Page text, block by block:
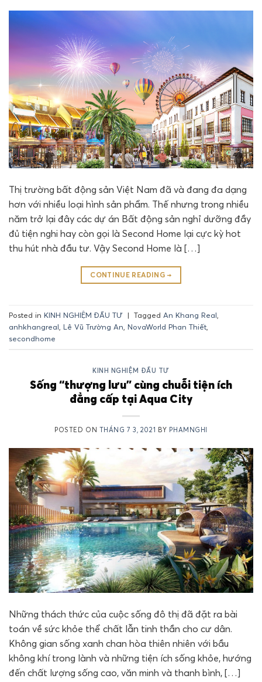
Thị trường bất động sản Việt Nam đã và đang đa dạng
hơn với nhiều loại hình sản phẩm. Thế nhưng trong nhiều
năm trở lại đây các dự án Bất động sản nghỉ dưỡng đầy
đủ tiện nghi hay còn gọi là Second Home lại cực kỳ hot
thu hút nhà đầu tư. Vậy Second Home là […]
CONTINUE READING →
Posted in KINH NGHIỆM ĐẦU TƯ | Tagged An Khang Real,
anhkhangreal, Lê Vũ Trường An, NovaWorld Phan Thiết,
secondhome
KINH NGHIỆM ĐẦU TƯ
Sống “thượng lưu” cùng chuỗi tiện ích
đẳng cấp tại Aqua City
POSTED ON THÁNG 7 3, 2021 BY PHAMNGHI
Những thách thức của cuộc sống đô thị đã đặt ra bài
toán về sức khỏe thể chất lẫn tinh thần cho cư dân.
Không gian sống xanh chan hòa thiên nhiên với bầu
không khí trong lành và những tiện ích sống khỏe, hướng
đến chất lượng sống cao, văn minh và thanh bình, […]